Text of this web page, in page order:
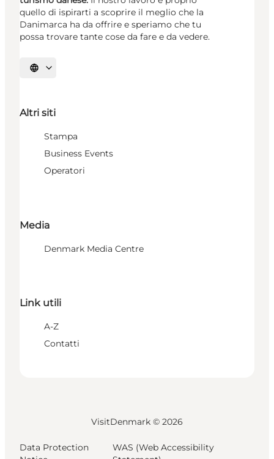
quello di ispirarti a scoprire il meglio che la
Danimarca ha da offrire e speriamo che tu
possa trovare tante cose da fare e da vedere.
Seleziona la lingua
Altri siti
Stampa
Business Events
Operatori
Media
Denmark Media Centre
Link utili
A-Z
Contatti
VisitDenmark © 2026
Data Protection
WAS (Web Accessibility